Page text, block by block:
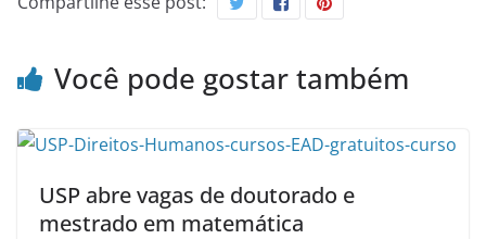
Você pode gostar também
USP abre vagas de doutorado e
mestrado em matemática